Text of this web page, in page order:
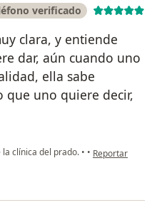
verificado
clara, y entiende
dar, aún cuando uno
ella sabe
que uno quiere decir,
la clínica del prado. • • en opinión del
Reportar